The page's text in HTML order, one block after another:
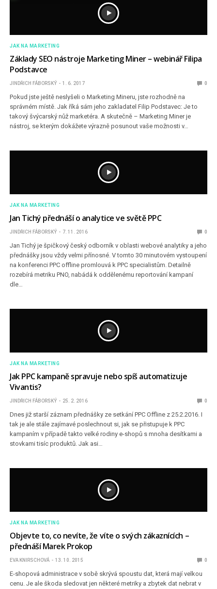
JAK NA MARKETING
Základy SEO nástroje Marketing Miner – webinář Filipa
Podstavce
JINDŘICH FÁBORSKÝ 1. 6. 2017 0
Pokud jste ještě neslyšeli o Marketing Mineru, jste rozhodně na
správném místě. Jak říká sám jeho zakladatel Filip Podstavec: Je to
takový švýcarský nůž marketéra. A skutečně – Marketing Miner je
nástroj, se kterým dokážete výrazně posunout vaše možnosti v…
JAK NA MARKETING
Jan Tichý přednáší o analytice ve světě PPC
JINDŘICH FÁBORSKÝ 7. 11. 2016 0
Jan Tichý je špičkový český odborník v oblasti webové analytiky a jeho
přednášky jsou vždy velmi přínosné. V tomto 30 minutovém vystoupení
na konferenci PPC offline promlouvá k PPC specialistům. Detailně
rozebírá metriku PNO, nabádá k oddělenému reportování kampaní
dle…
JAK NA MARKETING
Jak PPC kampaně spravuje nebo spíš automatizuje
Vivantis?
JINDŘICH FÁBORSKÝ 25. 2. 2016 0
Dnes již starší záznam přednášky ze setkání PPC Offline z 25.2.2016. I
tak je ale stále zajímavé poslechnout si, jak se přistupuje k PPC
kampaním v případě takto velké rodiny e-shopů s mnoha desítkami a
stovkami tisíc produktů. Jak asi…
JAK NA MARKETING
Objevte to, co nevíte, že víte o svých zákaznících –
přednáší Marek Prokop
EVA KNIRSCHOVÁ 13. 10. 2015 0
E-shopová administrace v sobě skrývá spoustu dat, která mají velkou
cenu. Je ale škoda sledovat jen některé metriky a zbytek dat nebrat v